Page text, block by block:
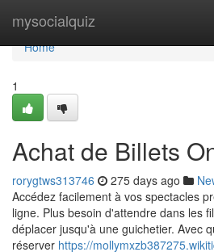
mysocialquiz
Home
Home
1
Achat de Billets
rorygtws313746 275 days ago
Accédez facilement à vos spectacles
ligne. Plus besoin d'attendre dans les
déplacer jusqu'à une guichetier. Avec
réserver https://